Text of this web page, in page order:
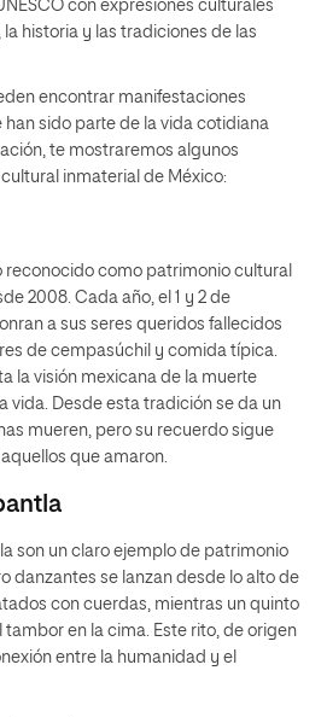
con expresiones culturales
historia y las tradiciones de las
encontrar manifestaciones
sido parte de la vida cotidiana
te mostraremos algunos
inmaterial de México:
reconocido como patrimonio cultural
2008. Cada año, el 1 y 2 de
a sus seres queridos fallecidos
de cempasúchil y comida típica.
la visión mexicana de la muerte
vida. Desde esta tradición se da un
mueren, pero su recuerdo sigue
que amaron.
son un claro ejemplo de patrimonio
danzantes se lanzan desde lo alto de
con cuerdas, mientras un quinto
en la cima. Este rito, de origen
entre la humanidad y el